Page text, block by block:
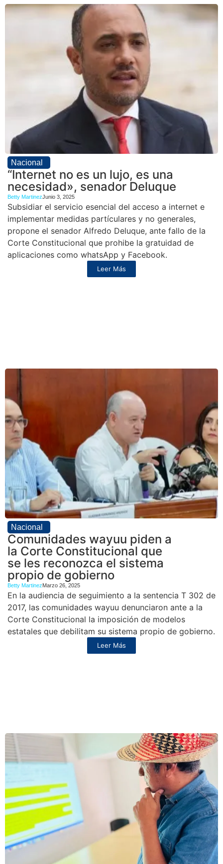
Nacional
“Internet no es un lujo, es una
necesidad», senador Deluque
Betty MartinezJunio 3, 2025
Subsidiar el servicio esencial del acceso a internet e
implementar medidas partículares y no generales,
propone el senador Alfredo Deluque, ante fallo de la
Corte Constitucional que prohibe la gratuidad de
aplicaciones como whatsApp y Facebook.
Leer Más
Nacional
Comunidades wayuu piden a
la Corte Constitucional que
se les reconozca el sistema
propio de gobierno
Betty MartinezMarzo 26, 2025
En la audiencia de seguimiento a la sentencia T 302 de
2017, las comunidades wayuu denunciaron ante a la
Corte Constitucional la imposición de modelos
estatales que debilitam su sistema propio de gobierno.
Leer Más